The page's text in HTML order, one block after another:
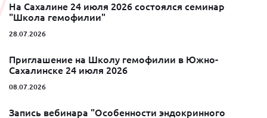
На Сахалине 24 июля 2026 состоялся семинар
"Школа гемофилии"
28.07.2026
Приглашение на Школу гемофилии в Южно-
Сахалинске 24 июля 2026
08.07.2026
Запись вебинара "Особенности эндокринного